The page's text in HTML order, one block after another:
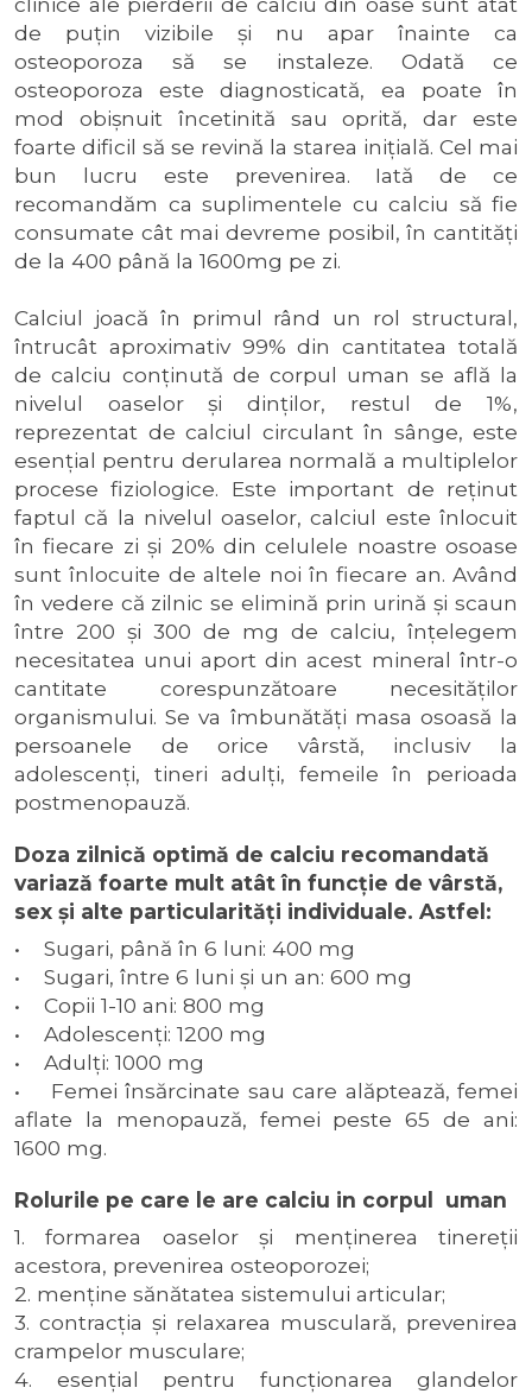
de puţin vizibile şi nu apar înainte ca
osteoporoza să se instaleze. Odată ce
osteoporoza este diagnosticată, ea poate în
mod obişnuit încetinită sau oprită, dar este
foarte dificil să se revină la starea iniţială. Cel mai
bun lucru este prevenirea. Iată de ce
recomandăm ca suplimentele cu calciu să fie
consumate cât mai devreme posibil, în cantităţi
de la 400 până la 1600mg pe zi.
Calciul joacă în primul rând un rol structural,
întrucât aproximativ 99% din cantitatea totală
de calciu conţinută de corpul uman se află la
nivelul oaselor şi dinţilor, restul de 1%,
reprezentat de calciul circulant în sânge, este
esenţial pentru derularea normală a multiplelor
procese fiziologice. Este important de reţinut
faptul că la nivelul oaselor, calciul este înlocuit
în fiecare zi şi 20% din celulele noastre osoase
sunt înlocuite de altele noi în fiecare an. Având
în vedere că zilnic se elimină prin urină şi scaun
între 200 şi 300 de mg de calciu, înţelegem
necesitatea unui aport din acest mineral într-o
cantitate corespunzătoare necesităţilor
organismului. Se va îmbunătăţi masa osoasă la
persoanele de orice vârstă, inclusiv la
adolescenţi, tineri adulţi, femeile în perioada
postmenopauză.
Doza zilnică optimă de calciu recomandată
variază foarte mult atât în funcţie de vârstă,
sex şi alte particularităţi individuale. Astfel:
•
Sugari, până în 6 luni: 400 mg
• Sugari, între 6 luni şi un an: 600 mg
• Copii 1-10 ani: 800 mg
• Adolescenţi: 1200 mg
• Adulţi: 1000 mg
• Femei însărcinate sau care alăptează, femei
aflate la menopauză, femei peste 65 de ani:
1600 mg.
Rolurile pe care le are calciu in corpul uman
1. formarea oaselor şi menţinerea tinereţii
acestora, prevenirea osteoporozei;
2. menţine sănătatea sistemului articular;
3. contracţia şi relaxarea musculară, prevenirea
crampelor musculare;
4. esenţial pentru funcţionarea glandelor